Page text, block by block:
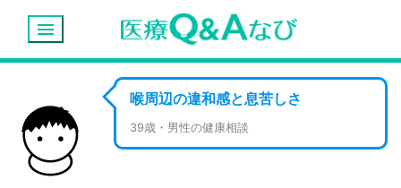
menu
喉周辺の違和感と息苦しさ
39歳・男性の健康相談